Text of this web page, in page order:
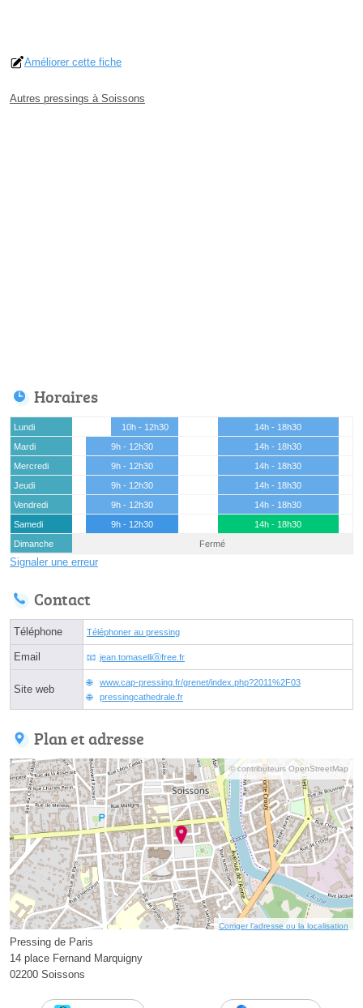
Améliorer cette fiche
Autres pressings à Soissons
Horaires
Lundi 10h - 12h30
14h - 18h30
Mardi
9h - 12h30
14h - 18h30
Mercredi
9h - 12h30
14h - 18h30
Jeudi
9h - 12h30
14h - 18h30
Vendredi
9h - 12h30
14h - 18h30
Samedi
9h - 12h30
14h - 18h30
Dimanche
Fermé
Signaler une erreur
Contact
Téléphone Téléphoner au pressing
Email jean.tomaselliⓐfree.fr
Site web
www.cap-pressing.fr/grenet/index.php?2011%2F03
pressingcathedrale.fr
Plan et adresse
© contributeurs OpenStreetMap
Corriger l’adresse ou la localisation
Pressing de Paris
14 place Fernand Marquigny
02200 Soissons